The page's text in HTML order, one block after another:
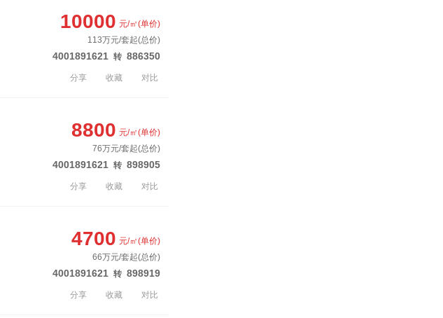
4001891621 转 886350
10000 元/㎡(单价)
113万元/套起(总价)
分享 收藏 对比
4001891621 转 898905
8800 元/㎡(单价)
76万元/套起(总价)
分享 收藏 对比
4001891621 转 898919
4700 元/㎡(单价)
66万元/套起(总价)
分享 收藏 对比